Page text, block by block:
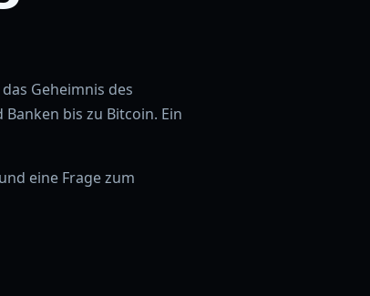
Geheimnis des
bis zu Bitcoin. Ein
eine Frage zum